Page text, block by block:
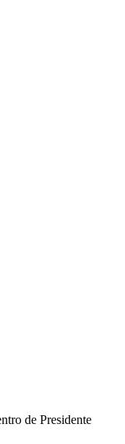
de Presidente